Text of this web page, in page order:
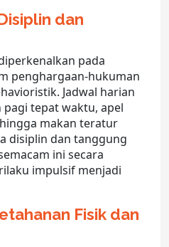
dan
pada
penghargaan-hukuman
Jadwal harian
tepat waktu, apel
makan teratur
disiplin dan tanggung
ini secara
impulsif menjadi
Fisik dan